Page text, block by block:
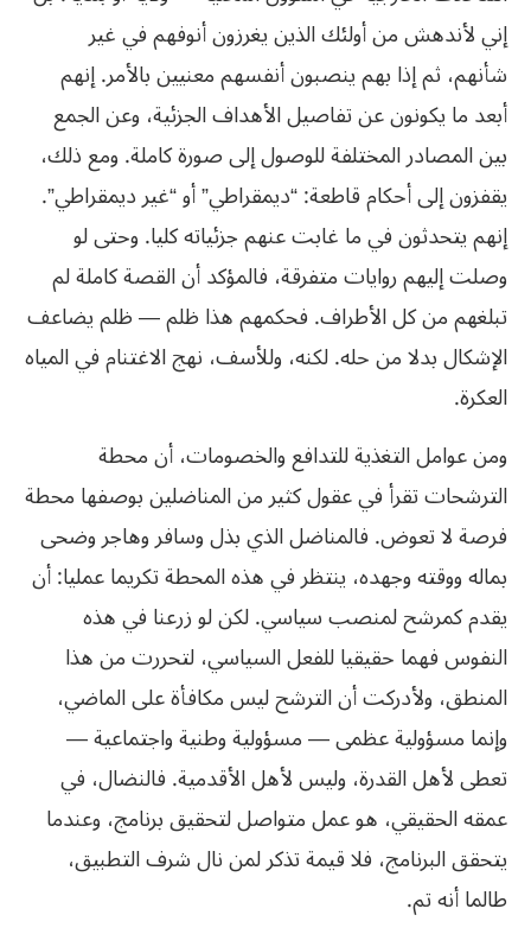
إني لأندهش من أولئك الذين يغرزون أنوفهم في غير
شأنهم، ثم إذا بهم ينصبون أنفسهم معنيين بالأمر. إنهم
أبعد ما يكونون عن تفاصيل الأهداف الجزئية، وعن الجمع
بين المصادر المختلفة للوصول إلى صورة كاملة. ومع ذلك،
يقفزون إلى أحكام قاطعة: “ديمقراطي” أو “غير ديمقراطي”.
إنهم يتحدثون في ما غابت عنهم جزئياته كليا. وحتى لو
وصلت إليهم روايات متفرقة، فالمؤكد أن القصة كاملة لم
تبلغهم من كل الأطراف. فحكمهم هذا ظلم — ظلم يضاعف
الإشكال بدلا من حله. لكنه، وللأسف، نهج الاغتنام في المياه
العكرة.
ومن عوامل التغذية للتدافع والخصومات، أن محطة
الترشحات تقرأ في عقول كثير من المناضلين بوصفها محطة
فرصة لا تعوض. فالمناضل الذي بذل وسافر وهاجر وضحى
بماله ووقته وجهده، ينتظر في هذه المحطة تكريما عمليا: أن
يقدم كمرشح لمنصب سياسي. لكن لو زرعنا في هذه
النفوس فهما حقيقيا للفعل السياسي، لتحررت من هذا
المنطق، ولأدركت أن الترشح ليس مكافأة على الماضي،
وإنما مسؤولية عظمى — مسؤولية وطنية واجتماعية —
تعطى لأهل القدرة، وليس لأهل الأقدمية. فالنضال، في
عمقه الحقيقي، هو عمل متواصل لتحقيق برنامج، وعندما
يتحقق البرنامج، فلا قيمة تذكر لمن نال شرف التطبيق،
طالما أنه تم.